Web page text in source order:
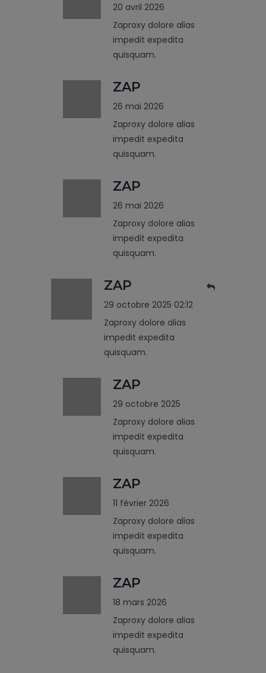
20 avril 2026
Zaproxy dolore alias
impedit expedita
quisquam.
ZAP
26 mai 2026
Zaproxy dolore alias
impedit expedita
quisquam.
ZAP
26 mai 2026
Zaproxy dolore alias
impedit expedita
quisquam.
ZAP
29 octobre 2025 02:12
Zaproxy dolore alias
impedit expedita
quisquam.
ZAP
29 octobre 2025
Zaproxy dolore alias
impedit expedita
quisquam.
ZAP
11 février 2026
Zaproxy dolore alias
impedit expedita
quisquam.
ZAP
18 mars 2026
Zaproxy dolore alias
impedit expedita
quisquam.